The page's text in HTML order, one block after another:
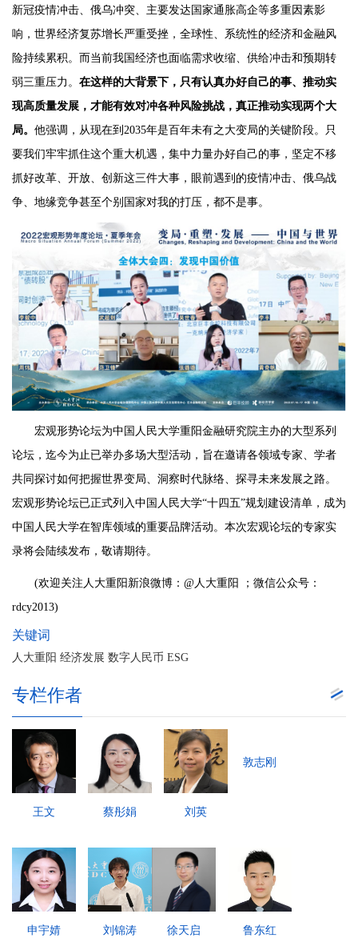
新冠疫情冲击、俄乌冲突、主要发达国家通胀高企等多重因素影
响，世界经济复苏增长严重受挫，全球性、系统性的经济和金融风
险持续累积。而当前我国经济也面临需求收缩、供给冲击和预期转
弱三重压力。 在这样的大背景下，只有认真办好自己的事、推动实
现高质量发展，才能有效对冲各种风险挑战，真正推动实现两个大
局。 他强调，从现在到2035年是百年未有之大变局的关键阶段。只
要我们牢牢抓住这个重大机遇，集中力量办好自己的事，坚定不移
抓好改革、开放、创新这三件大事，眼前遇到的疫情冲击、俄乌战
争、地缘竞争甚至个别国家对我的打压，都不是事。
宏观形势论坛为中国人民大学重阳金融研究院主办的大型系列
论坛，迄今为止已举办多场大型活动，旨在邀请各领域专家、学者
共同探讨如何把握世界变局、洞察时代脉络、探寻未来发展之路。
宏观形势论坛已正式列入中国人民大学“十四五”规划建设清单，成为
中国人民大学在智库领域的重要品牌活动。本次宏观论坛的专家实
录将会陆续发布，敬请期待。
(欢迎关注人大重阳新浪微博：@人大重阳 ；微信公众号：
rdcy2013)
关键词
人大重阳 经济发展 数字人民币 ESG
专栏作者
王文 蔡彤娟 刘英
敦志刚
申宇婧 刘锦涛 徐天启 鲁东红